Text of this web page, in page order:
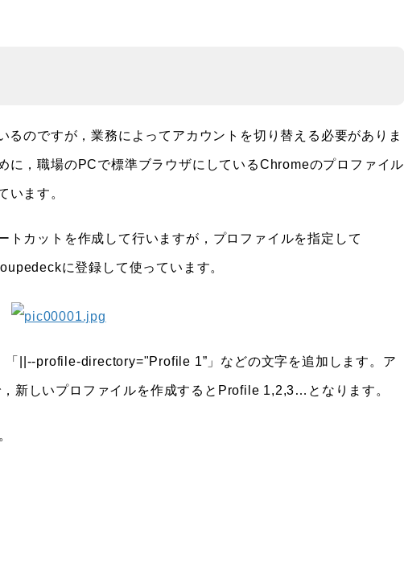
のですが，業務によってアカウントを切り替える必要がありま
に，職場のPCで標準ブラウザにしているChromeのプロファイル
います。
トカットを作成して行いますが，プロファイルを指定して
に登録して使っています。
||--profile-directory="Profile 1”」などの文字を追加します。ア
新しいプロファイルを作成するとProfile 1,2,3…となります。